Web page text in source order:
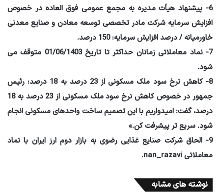
6- پیشنهاد هیأت مدیره به مجمع عمومی فوق العاده در خصوص
افزایش سرمایه شرکت مادر تخصصی توسعه معادن و صنایع معدنی
خاورمیانه / درصد افزایش سرمایه: 150 درصد.
7- نماد معاملاتی زمانان حداکثر تا تاریخ 01/06/1403 متوقف می
شود.
8- کاهش نرخ سود ملک مسکونی از 23 درصد به 18 درصد: رئیس
جمهور در خصوص کاهش نرخ سود ملک مسکونی از 23 درصد به 18
درصد، گفت: امیدواریم با این تصمیم ساخت واحدهای مسکونی انجام
شود. سریع تر پیشرفت کن.»
9- الحاق شرکت صنایع غذایی رضوی به بازار دوم ارز ایران با نماد
معاملاتی nan_razavi.
نوشته های مشابه